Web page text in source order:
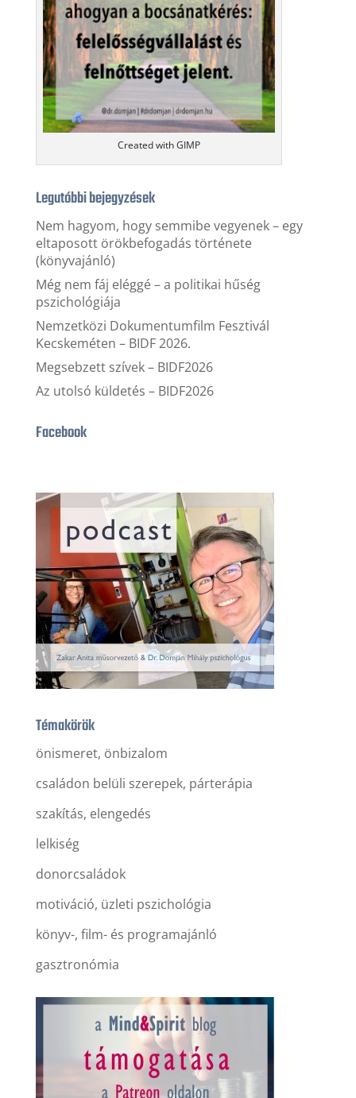
Created with GIMP
Legutóbbi bejegyzések
Nem hagyom, hogy semmibe vegyenek – egy
eltaposott örökbefogadás története
(könyvajánló)
Még nem fáj eléggé – a politikai hűség
pszichológiája
Nemzetközi Dokumentumfilm Fesztivál
Kecskeméten – BIDF 2026.
Megsebzett szívek – BIDF2026
Az utolsó küldetés – BIDF2026
Facebook
Témakörök
önismeret, önbizalom
családon belüli szerepek, párterápia
szakítás, elengedés
lelkiség
donorcsaládok
motiváció, üzleti pszichológia
könyv-, film- és programajánló
gasztronómia